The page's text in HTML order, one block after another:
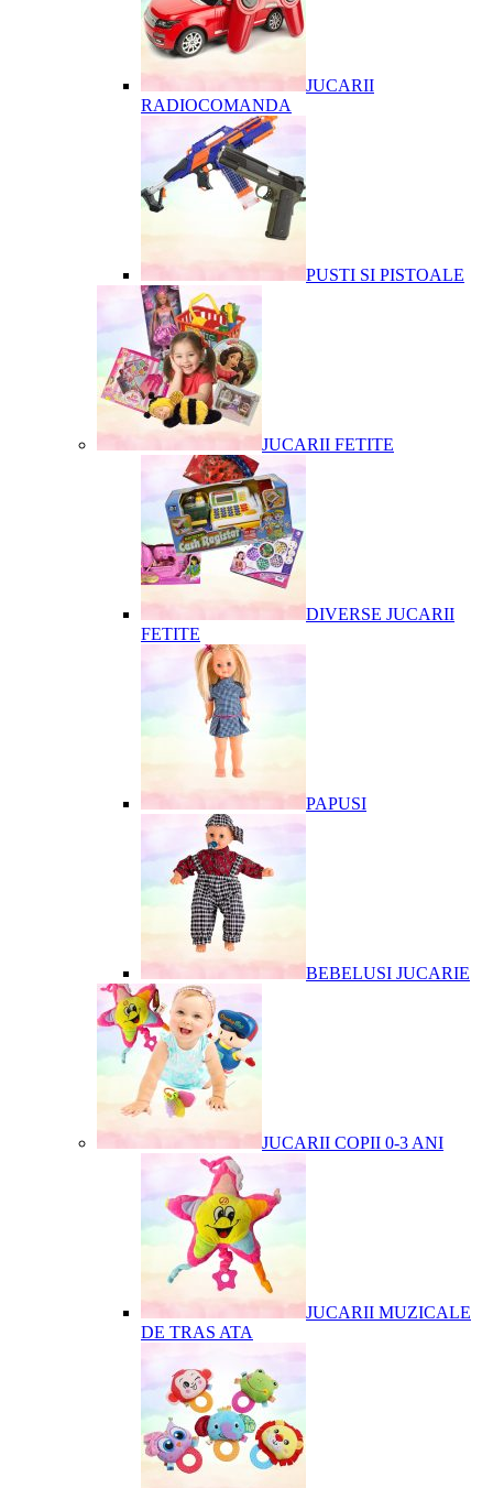
JUCARII
RADIOCOMANDA
PUSTI SI PISTOALE
JUCARII FETITE
DIVERSE JUCARII
FETITE
PAPUSI
BEBELUSI JUCARIE
JUCARII COPII 0-3 ANI
JUCARII MUZICALE
DE TRAS ATA